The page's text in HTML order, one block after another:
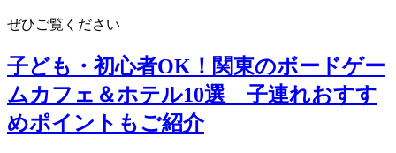
ぜひご覧ください
子ども・初心者OK！関東のボードゲー
ムカフェ＆ホテル10選 子連れおすす
めポイントもご紹介